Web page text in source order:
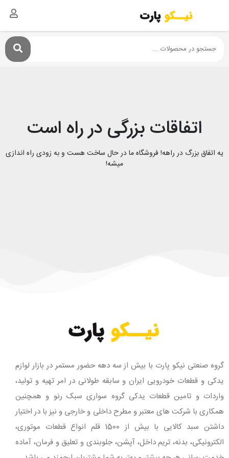
اتفاقات بزرگی در راه است
یه اتفاق بزرگ در راهه! فروشگاه ما در حال ساخت هست و به زودی راه اندازی
میشه!
گروه صنعتی نیکو پارت با بیش از سه دهه حضور مستمر در بازار لوازم
یدکی و قطعات خودرویی ایران و سابقه طولانی در امر تهیه و تولید،
واردات و تامین قطعات یدکی گروه سواری سبک رنو و همچنین
همکاری با شرکت های معتبر و مطرح داخلی و خارجی و نیز با در اختیار
داشتن سبد کالایی با بیش از 1500 قلم انواع قطعات موتوری،
الکترونیکی، بدنه، تریم داخل، آپشن، جلوبندی و تعلیق و فرمان، آماده